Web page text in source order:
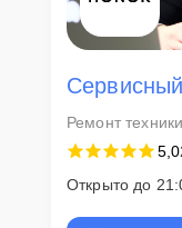
Ремонт
5,0
Открыто до